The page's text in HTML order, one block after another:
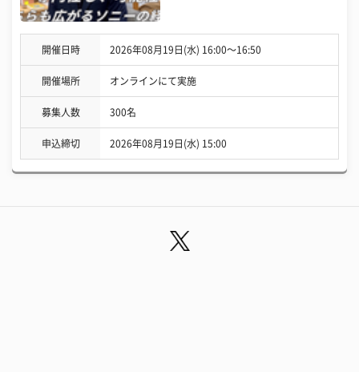
開催日時 2026年08月19日(水) 16:00〜16:50
開催場所 オンラインにて実施
募集人数 300名
申込締切 2026年08月19日(水) 15:00